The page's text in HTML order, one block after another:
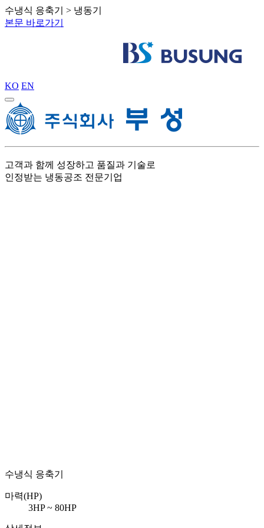
수냉식 응축기 > 냉동기
본문 바로가기
KO EN
고객과 함께 성장하고 품질과 기술로
인정받는 냉동공조 전문기업
수냉식 응축기
마력(HP)
3HP ~ 80HP